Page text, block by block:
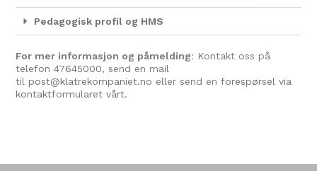
Pedagogisk profil og HMS
For mer informasjon og påmelding: Kontakt oss på
telefon47645000, send en mail
til post@klatrekompaniet.no eller send enforespørsel via
kontaktformularet vårt.